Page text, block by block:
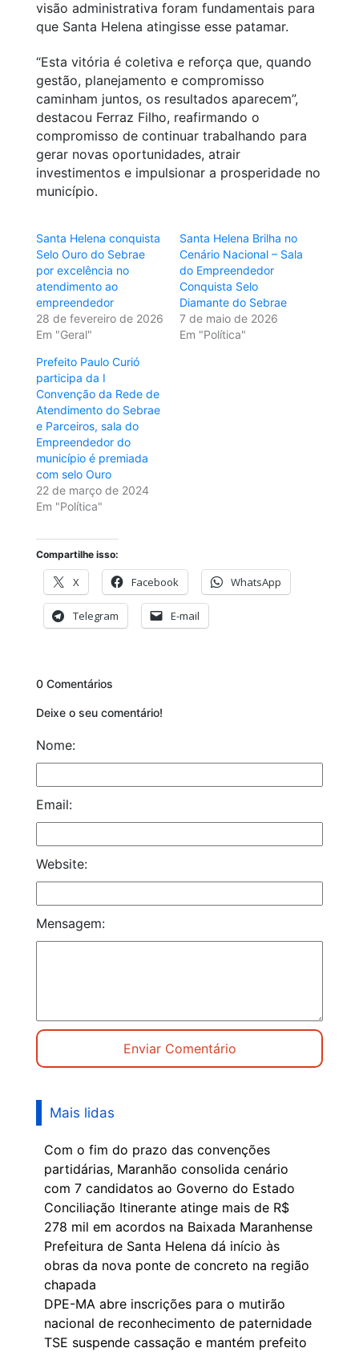
visão administrativa foram fundamentais para
que Santa Helena atingisse esse patamar.
“Esta vitória é coletiva e reforça que, quando
gestão, planejamento e compromisso
caminham juntos, os resultados aparecem”,
destacou Ferraz Filho, reafirmando o
compromisso de continuar trabalhando para
gerar novas oportunidades, atrair
investimentos e impulsionar a prosperidade no
município.
Santa Helena conquista
Selo Ouro do Sebrae
por excelência no
atendimento ao
empreendedor
28 de fevereiro de 2026
Em "Geral"
Santa Helena Brilha no
Cenário Nacional – Sala
do Empreendedor
Conquista Selo
Diamante do Sebrae
7 de maio de 2026
Em "Política"
Prefeito Paulo Curió
participa da I
Convenção da Rede de
Atendimento do Sebrae
e Parceiros, sala do
Empreendedor do
município é premiada
com selo Ouro
22 de março de 2024
Em "Política"
Compartilhe isso:
X Facebook WhatsApp
Telegram E-mail
0 Comentários
Deixe o seu comentário!
Nome:
Email:
Website:
Mensagem:
Mais lidas
Com o fim do prazo das convenções
partidárias, Maranhão consolida cenário
com 7 candidatos ao Governo do Estado
Conciliação Itinerante atinge mais de R$
278 mil em acordos na Baixada Maranhense
Prefeitura de Santa Helena dá início às
obras da nova ponte de concreto na região
chapada
DPE-MA abre inscrições para o mutirão
nacional de reconhecimento de paternidade
TSE suspende cassação e mantém prefeito